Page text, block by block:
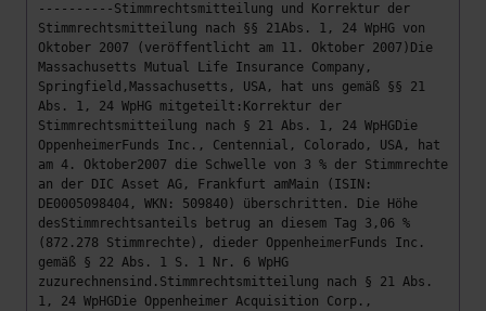
----------Stimmrechtsmitteilung und Korrektur der
Stimmrechtsmitteilung nach §§ 21Abs. 1, 24 WpHG von
Oktober 2007 (veröffentlicht am 11. Oktober 2007)Die
Massachusetts Mutual Life Insurance Company,
Springfield,Massachusetts, USA, hat uns gemäß §§ 21
Abs. 1, 24 WpHG mitgeteilt:Korrektur der
Stimmrechtsmitteilung nach § 21 Abs. 1, 24 WpHGDie
OppenheimerFunds Inc., Centennial, Colorado, USA, hat
am 4. Oktober2007 die Schwelle von 3 % der Stimmrechte
an der DIC Asset AG, Frankfurt amMain (ISIN:
DE0005098404, WKN: 509840) überschritten. Die Höhe
desStimmrechtsanteils betrug an diesem Tag 3,06 %
(872.278 Stimmrechte), dieder OppenheimerFunds Inc.
gemäß § 22 Abs. 1 S. 1 Nr. 6 WpHG
zuzurechnensind.Stimmrechtsmitteilung nach § 21 Abs.
1, 24 WpHGDie Oppenheimer Acquisition Corp.,